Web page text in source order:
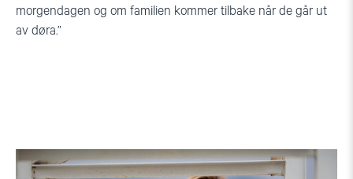
morgendagen og om familien kommer tilbake når de går ut
av døra.”